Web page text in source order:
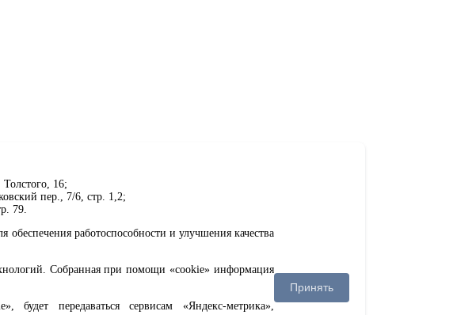
16;
пер., 7/6, стр. 1,2;
79.
работоспособности и улучшения качества
Собранная при помощи «cookie» информация
передаваться сервисам «Яндекс-метрика»,
Принять